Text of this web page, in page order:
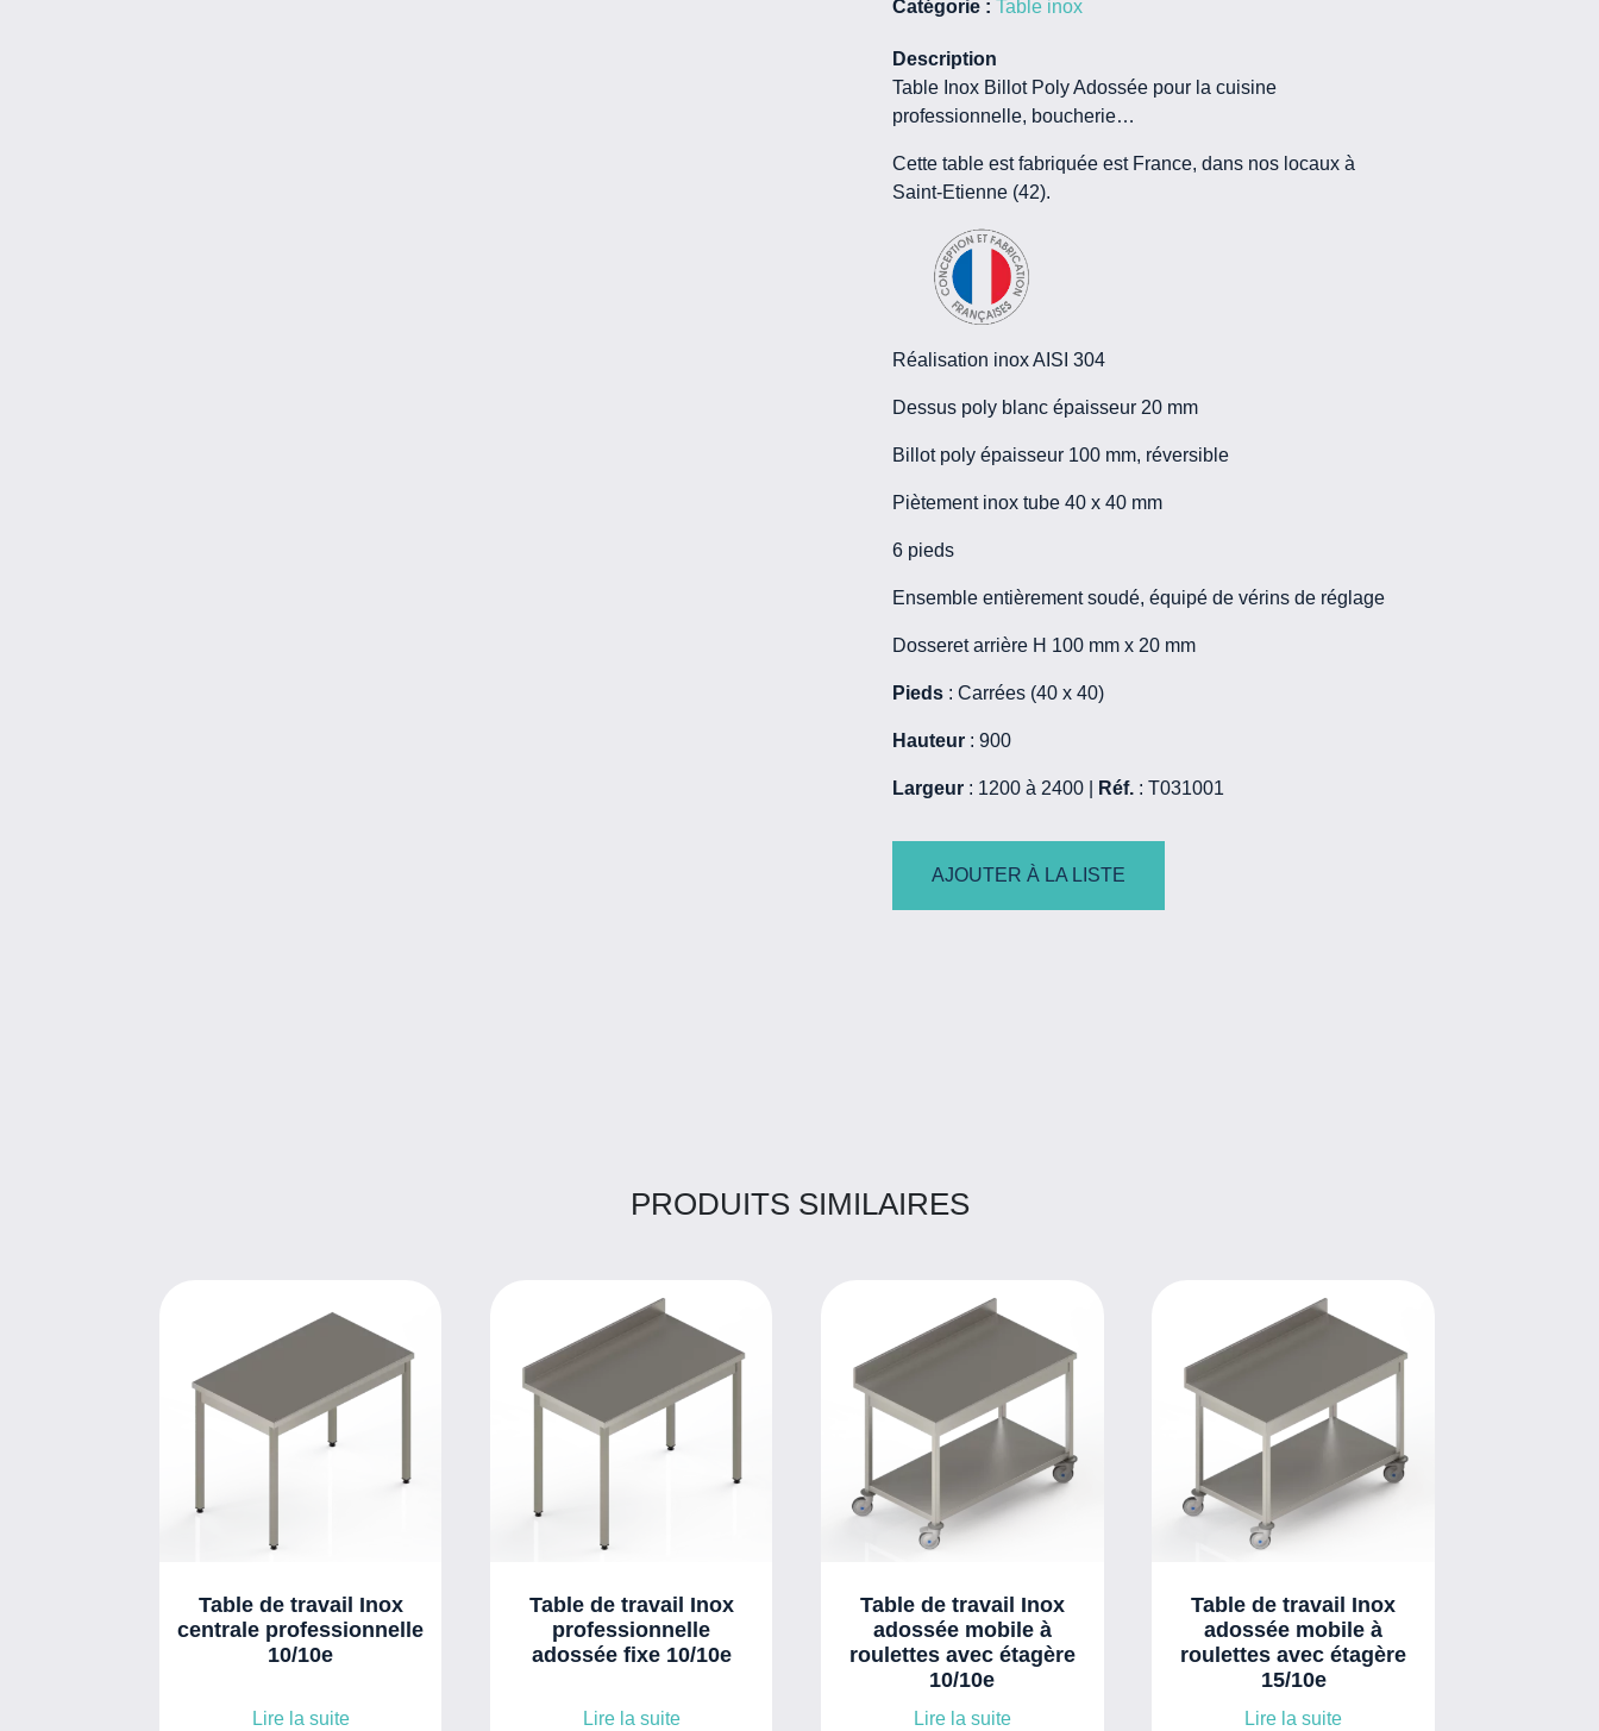
Catégorie : Table inox
Description
Table Inox Billot Poly Adossée pour la cuisine
professionnelle, boucherie…
Cette table est fabriquée est France, dans nos locaux à
Saint-Etienne (42).
Réalisation inox AISI 304
Dessus poly blanc épaisseur 20 mm
Billot poly épaisseur 100 mm, réversible
Piètement inox tube 40 x 40 mm
6 pieds
Ensemble entièrement soudé, équipé de vérins de réglage
Dosseret arrière H 100 mm x 20 mm
Pieds : Carrées (40 x 40)
Hauteur : 900
Largeur : 1200 à 2400 | Réf. : T031001
AJOUTER À LA LISTE
PRODUITS SIMILAIRES
Table de travail Inox
centrale professionnelle
10/10e
Lire la suite
Table de travail Inox
professionnelle
adossée fixe 10/10e
Lire la suite
Table de travail Inox
adossée mobile à
roulettes avec étagère
10/10e
Lire la suite
Table de travail Inox
adossée mobile à
roulettes avec étagère
15/10e
Lire la suite